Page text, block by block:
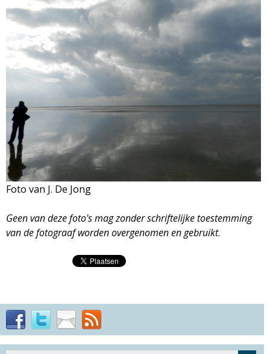
e
e
r
M
a
g
a
z
e
Foto van J. De Jong
Geen van deze foto's mag zonder schriftelijke toestemming
van de fotograaf worden overgenomen en gebruikt.